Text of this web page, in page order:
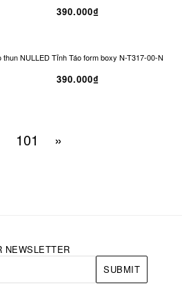
390.000₫
thun NULLED Tỉnh Táo form boxy N-T317-00-N
390.000₫
101 »
NEWSLETTER
SUBMIT